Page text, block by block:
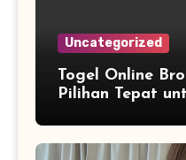
Uncategorized
Togel Online
Pilihan Tepat